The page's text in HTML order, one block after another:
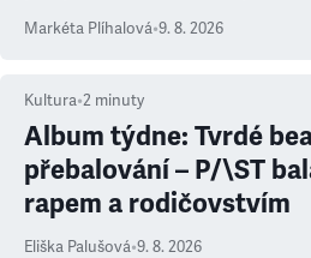
Markéta Plíhalová•9. 8. 2026
Kultura•2 minuty
Album týdne: Tvrdé
přebalování – P/\ST
rapem a rodičovstvím
Eliška Palušová•9. 8. 2026